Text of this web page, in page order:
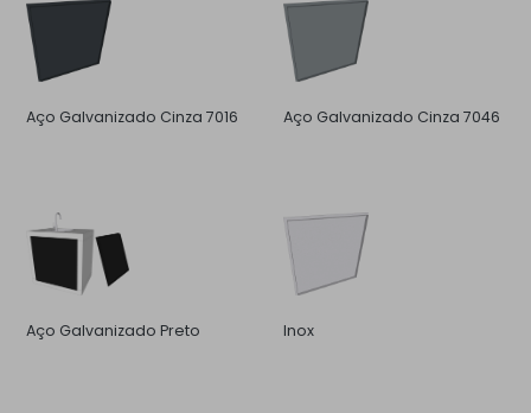
Aço Galvanizado Cinza 7016 Aço Galvanizado Cinza 7046
Aço Galvanizado Preto Inox